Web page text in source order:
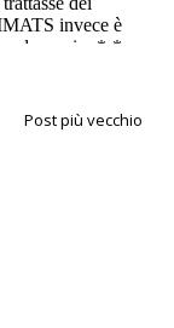
Post più vecchio